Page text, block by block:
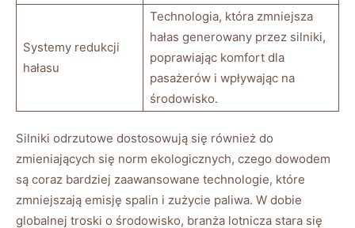
Systemy redukcji⁤
hałasu
Technologia, która zmniejsza
hałas generowany przez silniki,
poprawiając komfort ⁢dla
pasażerów i wpływając na ​
środowisko.
Silniki ​odrzutowe⁤ dostosowują‍ się ‌również do
zmieniających się norm⁤ ekologicznych, czego⁣ dowodem
są ​coraz bardziej ‌zaawansowane technologie,⁣ które
zmniejszają emisję⁤ spalin ‌i zużycie paliwa. ⁣W dobie
globalnej⁣ troski‌ o środowisko,‍ branża⁤ lotnicza ⁤stara się